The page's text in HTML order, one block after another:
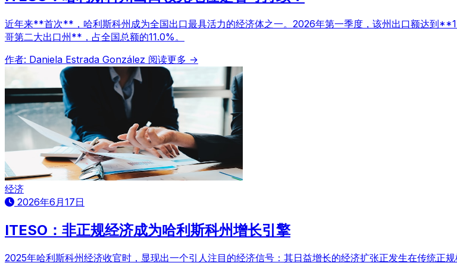
近年来**首次**，哈利斯科州成为全国出口最具活力的经济体之一。2026年第一季度，该州出口额达
哥第二大出口州**，占全国总额的11.0%。
作者: Daniela Estrada González 阅读更多 →
经济
2026年6月17日
ITESO：非正规经济成为哈利斯科州增长引擎
2025年哈利斯科州经济收官时，显现出一个引人注目的经济信号：其日益增长的经济扩张正发生在传统正